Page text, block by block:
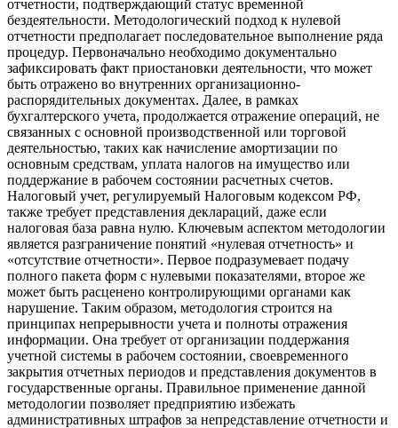
отчетности, подтверждающий статус временной
бездеятельности. Методологический подход к нулевой
отчетности предполагает последовательное выполнение ряда
процедур. Первоначально необходимо документально
зафиксировать факт приостановки деятельности, что может
быть отражено во внутренних организационно-
распорядительных документах. Далее, в рамках
бухгалтерского учета, продолжается отражение операций, не
связанных с основной производственной или торговой
деятельностью, таких как начисление амортизации по
основным средствам, уплата налогов на имущество или
поддержание в рабочем состоянии расчетных счетов.
Налоговый учет, регулируемый Налоговым кодексом РФ,
также требует представления деклараций, даже если
налоговая база равна нулю. Ключевым аспектом методологии
является разграничение понятий «нулевая отчетность» и
«отсутствие отчетности». Первое подразумевает подачу
полного пакета форм с нулевыми показателями, второе же
может быть расценено контролирующими органами как
нарушение. Таким образом, методология строится на
принципах непрерывности учета и полноты отражения
информации. Она требует от организации поддержания
учетной системы в рабочем состоянии, своевременного
закрытия отчетных периодов и представления документов в
государственные органы. Правильное применение данной
методологии позволяет предприятию избежать
административных штрафов за непредставление отчетности и